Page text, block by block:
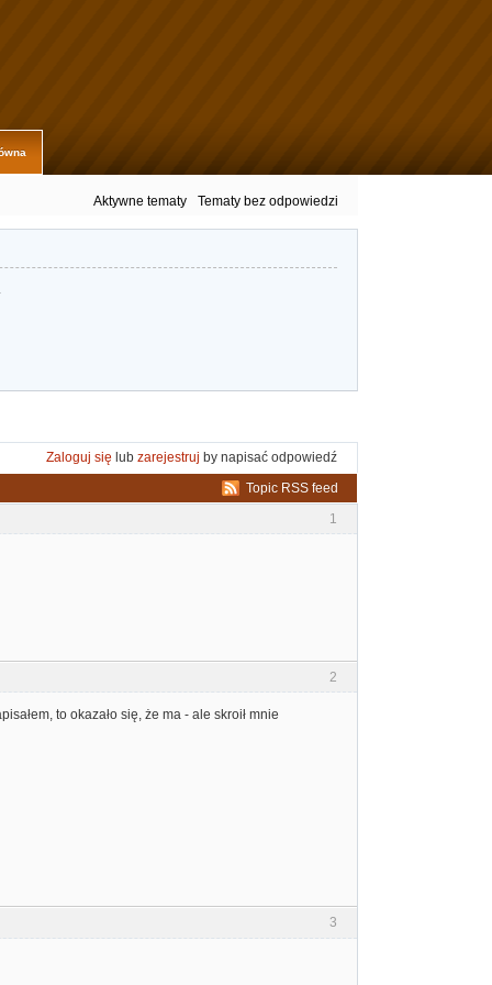
Aktywne tematy Tematy bez odpowiedzi
Zaloguj się lub zarejestruj by napisać odpowiedź
Topic RSS feed
1
2
to okazało się, że ma - ale skroił mnie
3